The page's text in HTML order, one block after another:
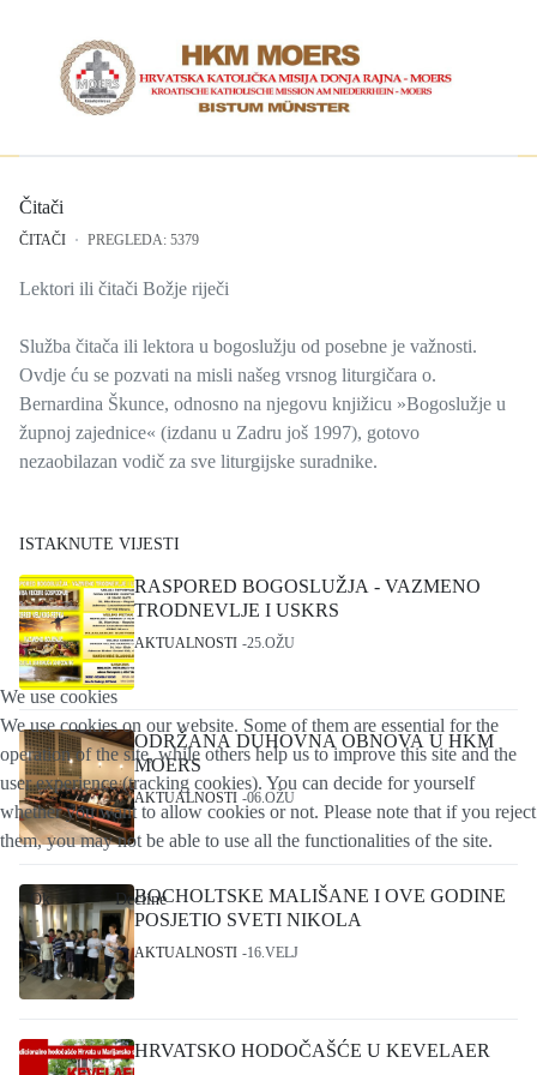
Čitači
ČITAČI PREGLEDA: 5379
Lektori ili čitači Božje riječi
Služba čitača ili lektora u bogoslužju od posebne je važnosti.
Ovdje ću se pozvati na misli našeg vrsnog liturgičara o.
Bernardina Škunce, odnosno na njegovu knjižicu »Bogoslužje u
župnoj zajednice« (izdanu u Zadru još 1997), gotovo
nezaobilazan vodič za sve liturgijske suradnike.
ISTAKNUTE VIJESTI
RASPORED BOGOSLUŽJA - VAZMENO
TRODNEVLJE I USKRS
AKTUALNOSTI 25.OŽU
ODRŽANA DUHOVNA OBNOVA U HKM
MOERS
AKTUALNOSTI 06.OŽU
BOCHOLTSKE MALIŠANE I OVE GODINE
POSJETIO SVETI NIKOLA
AKTUALNOSTI 16.VELJ
HRVATSKO HODOČAŠĆE U KEVELAER
We use cookies
We use cookies on our website. Some of them are essential for the
operation of the site, while others help us to improve this site and the
user experience (tracking cookies). You can decide for yourself
whether you want to allow cookies or not. Please note that if you reject
them, you may not be able to use all the functionalities of the site.
Ok Decline